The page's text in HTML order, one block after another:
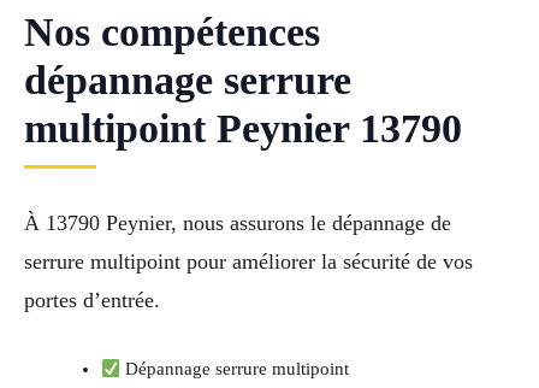
Nos compétences
dépannage serrure
multipoint Peynier 13790
À 13790 Peynier, nous assurons le dépannage de
serrure multipoint pour améliorer la sécurité de vos
portes d’entrée.
Dépannage serrure multipoint